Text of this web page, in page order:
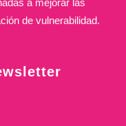
a mejorar las
de vulnerabilidad.